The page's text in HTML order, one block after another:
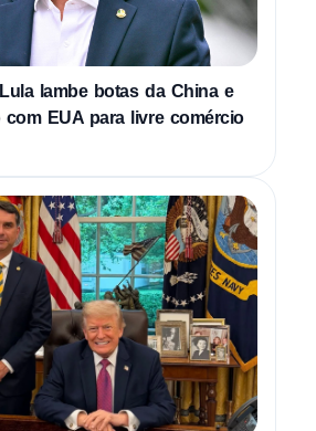
lambe botas da China e
EUA para livre comércio